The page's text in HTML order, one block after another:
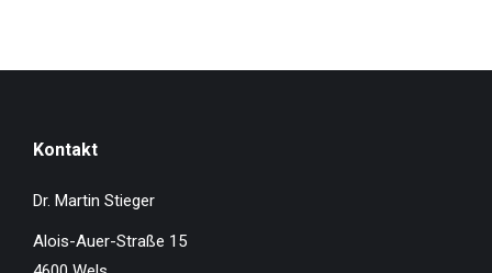
Kontakt
Dr. Martin Stieger
Alois-Auer-Straße 15